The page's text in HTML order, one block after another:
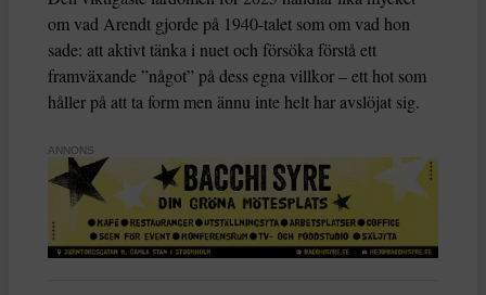
om vad Arendt gjorde på 1940-talet som om vad hon
sade: att aktivt tänka i nuet och försöka förstå ett
framväxande ”något” på dess egna villkor – ett hot som
håller på att ta form men ännu inte helt har avslöjat sig.
ANNONS